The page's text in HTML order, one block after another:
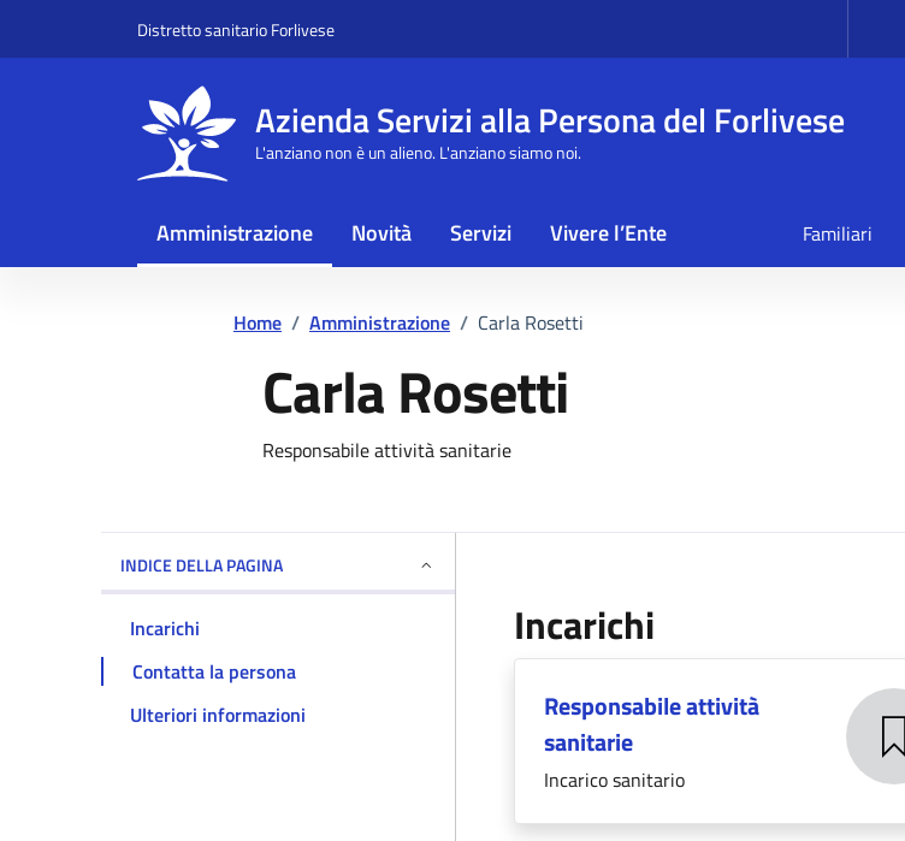
Distretto sanitario Forlivese
Azienda Servizi alla Persona del Forlivese
L'anziano non è un alieno. L'anziano siamo noi.
Amministrazione Novità Servizi Vivere l’Ente Familiari
Home / Amministrazione / Carla Rosetti
Carla Rosetti
Dettagli della persona
Responsabile attività sanitarie
INDICE DELLA PAGINA
Incarichi
Contatta la persona
Ulteriori informazioni
Incarichi
Responsabile attività
sanitarie
Incarico sanitario